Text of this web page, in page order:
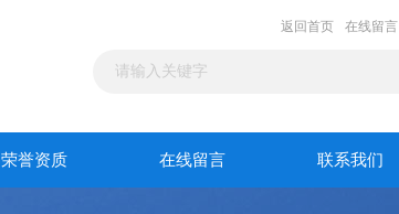
返回首页 在线留言
荣誉资质 在线留言 联系我们